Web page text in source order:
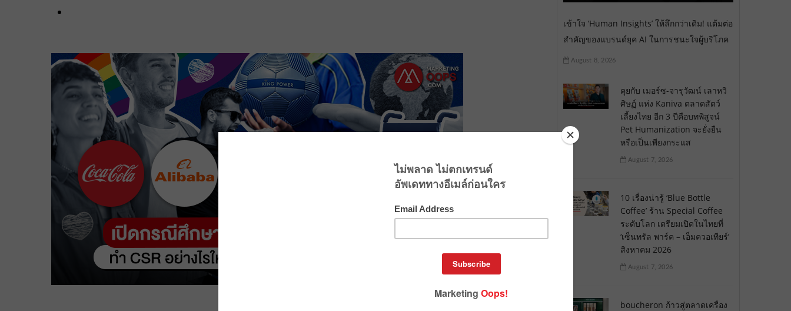
เข้าใจ ‘Human Insights’ ให้ลึกกว่าเดิม! แต้มต่อ
สำคัญของแบรนด์ยุค AI ในการชนะใจผู้บริโภค
August 8, 2026
คุยกับ เมอร์ซ-จารุวัฒน์ เลาหวิ
ศิษฏ์ แห่ง Kaniva ตลาดสัตว์
เลี้ยงไทย อีก 3 ปีคือบทพิสูจน์
Pet Humanization จะยั่งยืน
หรือเป็นเพียงกระแส
August 7, 2026
10 เรื่องน่ารู้ ‘Blue Bottle
Coffee’ ร้าน Special Coffee
ระดับโลก เตรียมเปิดในไทยที่
‘เซ็นทรัล พาร์ค – เอ็มควอเทียร์’
สิงหาคม 2026
August 7, 2026
boucheron ก้าวสู่ตลาดเครื่อง